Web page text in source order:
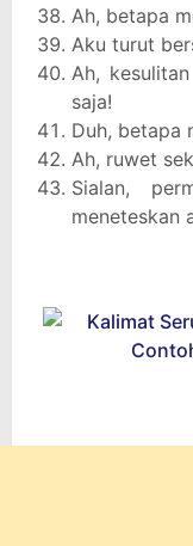
Ah, betapa
Aku turut
Ah,
saja!
Duh, betapa
Ah, ruwet
Sialan,
meneteskan